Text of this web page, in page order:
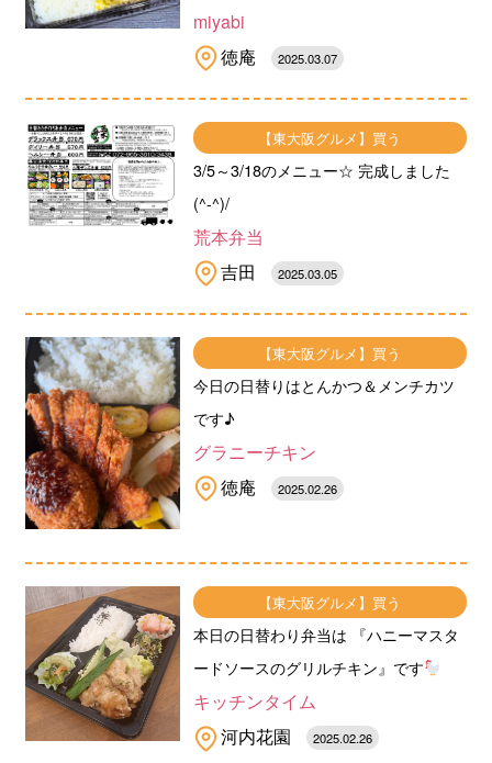
miyabi
徳庵
2025.03.07
【東大阪グルメ】買う
3/5～3/18のメニュー☆ 完成しました
(^-^)/
荒本弁当
吉田
2025.03.05
【東大阪グルメ】買う
今日の日替りはとんかつ＆メンチカツ
です♪
グラニーチキン
徳庵
2025.02.26
【東大阪グルメ】買う
本日の日替わり弁当は 『ハニーマスタ
ードソースのグリルチキン』です
キッチンタイム
河内花園
2025.02.26